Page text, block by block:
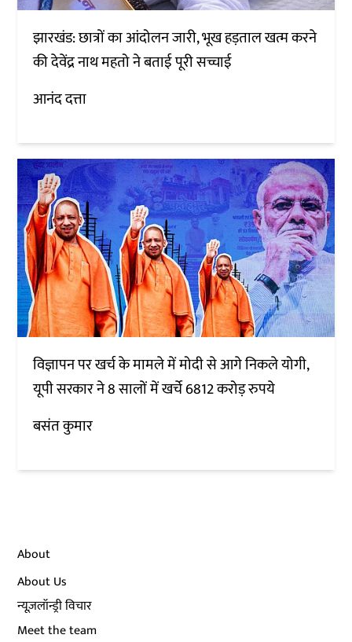
झारखंड: छात्रों का आंदोलन जारी, भूख हड़ताल खत्म करने
की देवेंद्र नाथ महतो ने बताई पूरी सच्चाई
आनंद दत्ता
विज्ञापन पर खर्च के मामले में मोदी से आगे निकले योगी,
यूपी सरकार ने 8 सालों में खर्चे 6812 करोड़ रुपये
बसंत कुमार
About
About Us
न्यूज़लॉन्ड्री विचार
Meet the team